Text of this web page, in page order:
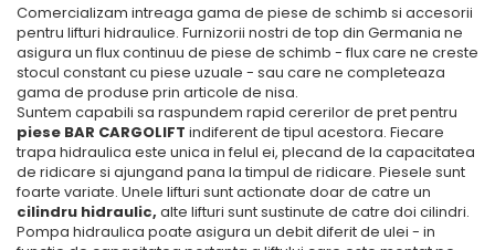
Comercializam intreaga gama de piese de schimb si accesorii
pentru lifturi hidraulice. Furnizorii nostri de top din Germania ne
asigura un flux continuu de piese de schimb - flux care ne creste
stocul constant cu piese uzuale - sau care ne completeaza
gama de produse prin articole de nisa.
Suntem capabili sa raspundem rapid cererilor de pret pentru
piese BAR CARGOLIFT indiferent de tipul acestora. Fiecare
trapa hidraulica este unica in felul ei, plecand de la capacitatea
de ridicare si ajungand pana la timpul de ridicare. Piesele sunt
foarte variate. Unele lifturi sunt actionate doar de catre un
cilindru hidraulic, alte lifturi sunt sustinute de catre doi cilindri.
Pompa hidraulica poate asigura un debit diferit de ulei - in